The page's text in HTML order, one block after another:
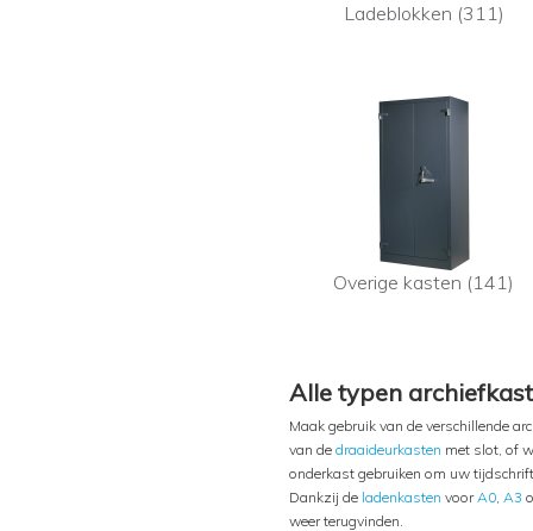
Ladeblokken (311)
Overige kasten (141)
Alle typen
Maak gebruik van de verschillende
van de draaideurkasten met slot, of
onderkast gebruiken om uw
Dankzij de ladenkasten voorA0, A3
weer terugvinden.